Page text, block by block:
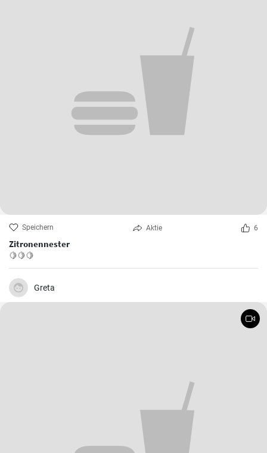
Speichern Aktie 6
Zitronennester
🍋🍋🍋
Greta